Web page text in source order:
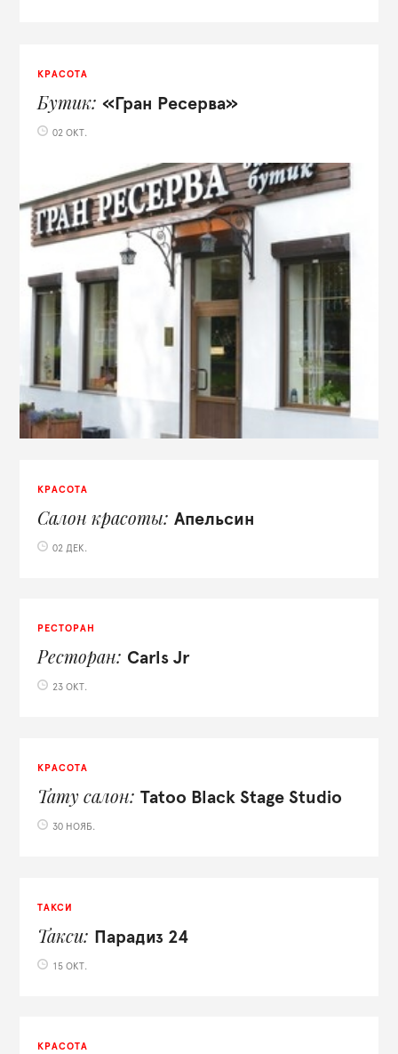
КРАСОТА
Бутик «Гран Ресерва»
02 ОКТ.
КРАСОТА
Салон красоты Апельсин
02 ДЕК.
РЕСТОРАН
Ресторан Carls Jr
23 ОКТ.
КРАСОТА
Тату салон Tatoo Black Stage Studio
30 НОЯБ.
ТАКСИ
Такси Парадиз 24
15 ОКТ.
КРАСОТА